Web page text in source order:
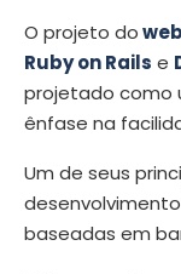
O projeto do
Ruby on Rails e
projetado como
ênfase na
Um de seus
baseadas em